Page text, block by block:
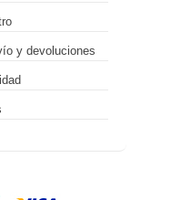
y devoluciones